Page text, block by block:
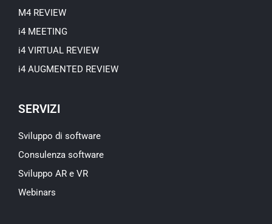
M4 REVIEW
i4 MEETING
i4 VIRTUAL REVIEW
i4 AUGMENTED REVIEW
SERVIZI
Sviluppo di software
Consulenza software
Sviluppo AR e VR
Webinars